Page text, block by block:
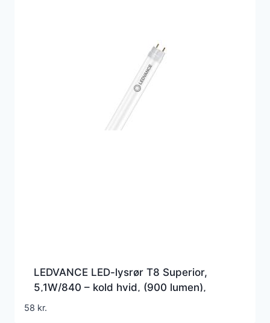
LEDVANCE LED-lysrør T8 Superior,
5,1W/840 – kold hvid, (900 lumen),
438mm, G5 (Erstatter 15w), EM+230v
58 kr.